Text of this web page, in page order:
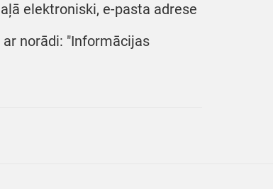
elektroniski, e-pasta adrese
norādi: "Informācijas